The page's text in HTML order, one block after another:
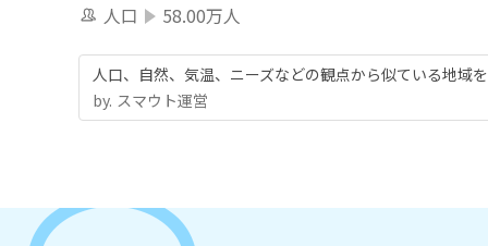
人口 58.00万人
人口、自然、気温、ニーズなどの観点から似ている地域
by.︎ スマウト運営